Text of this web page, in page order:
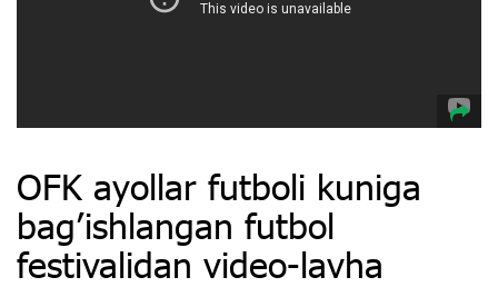
OFK ayollar futboli kuniga
bag’ishlangan futbol
festivalidan video-lavha